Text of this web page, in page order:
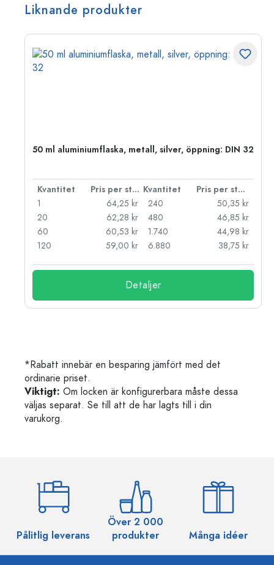
Liknande produkter
50 ml aluminiumflaska, metall, silver, öppning: DIN 32
Kvantitet Pris per styck Kvantitet
Pris per styck
1
64,25 kr
20
62,28 kr
60
60,53 kr
120
59,00 kr
240
50,35 kr
480
46,85 kr
1.740
44,98 kr
6.880
38,75 kr
Detaljer
*Rabatt innebär en besparing jämfört med det
ordinarie priset.
Viktigt: Om locken är konfigurerbara måste dessa
väljas separat. Se till att de har lagts till i din
varukorg.
Pålitlig leverans
Över 2 000
produkter
Många idéer